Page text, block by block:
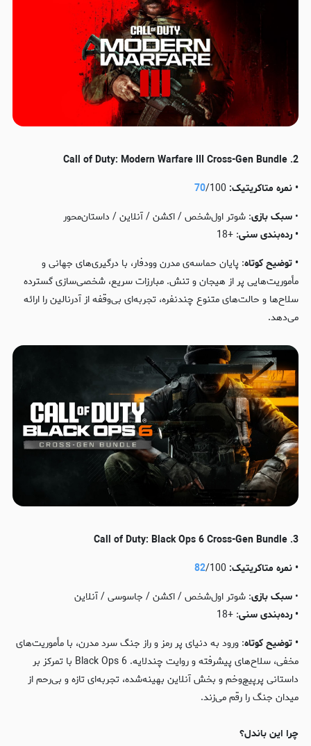
2. Call of Duty: Modern Warfare III Cross-Gen Bundle
• نمره متاکریتیک:
70/100
• سبک بازی: شوتر اول‌شخص / اکشن / آنلاین / داستان‌محور
• رده‌بندیسنی: +18
• توضیح کوتاه: پایان حماسه‌ی مدرن وودفار، با درگیری‌های جهانی و
مأموریت‌هایی پر از هیجان و تنش. مبارزات سریع، شخصی‌سازی گسترده
سلاح‌ها و حالت‌های متنوع چندنفره، تجربه‌ای بی‌وقفه از آدرنالین را ارائه
می‌دهد.
3. Call of Duty: Black Ops 6 Cross-Gen Bundle
• نمره متاکریتیک:
82/100
• سبک بازی: شوتر اول‌شخص / اکشن / جاسوسی / آنلاین
• رده‌بندیسنی: +18
• توضیح کوتاه: ورود به دنیای پر رمز و راز جنگ سرد مدرن، با مأموریت‌های
مخفی، سلاح‌های پیشرفته و روایت چندلایه. Black Ops 6 با تمرکز بر
داستانی پرپیچ‌وخم و بخش آنلاین بهینه‌شده، تجربه‌ای تازه و بی‌رحم از
میدان جنگ را رقم می‌زند.
چرا این باندل؟